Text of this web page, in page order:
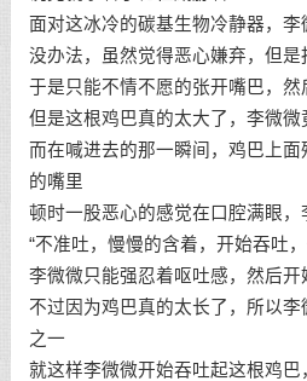
面对这冰冷的碳基生物冷静器，李
没办法，虽然觉得恶心嫌弃，但是
于是只能不情不愿的张开嘴巴，
但是这根鸡巴真的太大了，李微
而在喊进去的那一瞬间，鸡巴上
的嘴里
顿时一股恶心的感觉在口腔满眼，
“不准吐，慢慢的含着，开始吞吐
李微微只能强忍着呕吐感，然后开
不过因为鸡巴真的太长了，所以
之一
就这样李微微开始吞吐起这根鸡